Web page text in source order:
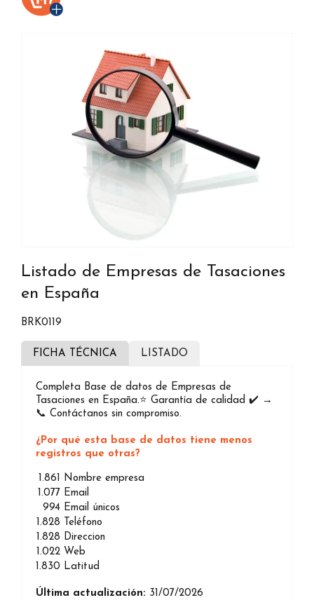
Listado de Empresas de Tasaciones
en España
BRK0119
FICHA TÉCNICA LISTADO
Completa Base de datos de Empresas de
Tasaciones en España.⭐️ Garantía de calidad ✔️ →
📞 Contáctanos sin compromiso.
¿Por qué esta base de datos tiene menos
registros que otras?
1.861 Nombre empresa
1.077 Email
994 Email únicos
1.828 Teléfono
1.828 Direccion
1.022 Web
1.830 Latitud
Última actualización: 31/07/2026